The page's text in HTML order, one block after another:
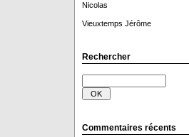
Nicolas
Vieuxtemps Jérôme
Rechercher
Commentaires récents